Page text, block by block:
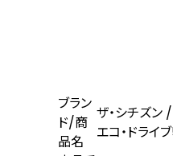
ブラン
ド/商
品名
ザ・シチズ
エコ・ドライ